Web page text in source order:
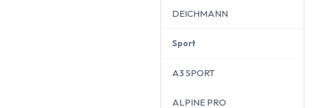
DEICHMANN
Sport
A3 SPORT
ALPINE PRO